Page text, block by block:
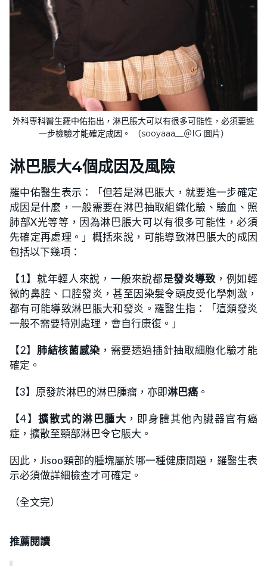
外科專科醫生羅中佑指出，淋巴脹大可以有很多可能性，必須要進
一步檢驗才能確定成因。 （sooyaaa__＠IG 圖片）
淋巴脹大4個成因及風險
羅中佑醫生表示：「但若是淋巴脹大，就要進一步確定
成因是什麼，一般需要在淋巴抽取組織化驗、驗血、照
肺部X光等等，因為淋巴脹大可以有很多可能性，必須
先確定再處理。」概括來說，可能導致淋巴脹大的成因
包括以下幾項：
【1】就年輕人來說，一般來說都是發炎導致 ，例如輕
微的鼻腔、口腔發炎，甚至因染髮令頭皮受化學刺激，
都有可能導致淋巴脹大和發炎。羅醫生指：「這類發炎
一般不需要特別處理，會自行康復。」
【2】 肺結核菌感染 ，需要透過插針抽取細胞化驗才能
確定。
【3】原發於淋巴的淋巴腫瘤，亦即淋巴癌 。
【4】擴散式的淋巴腫大 ，即身體其他內臟器官有癌
症，擴散至頸部淋巴令它脹大。
因此，Jisoo頸部的腫塊屬於哪一種健康問題，羅醫生表
示必須做詳細檢查才可確定。
（全文完）
推薦閱讀